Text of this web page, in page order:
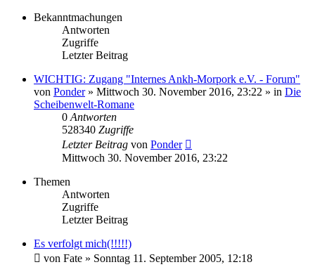
Bekanntmachungen
Antworten
Zugriffe
Letzter Beitrag
WICHTIG: Zugang "Internes Ankh-Morpork e.V. - Forum"
von Ponder» Mittwoch 30. November 2016, 23:22 » in Die
Scheibenwelt-Romane
0 Antworten
528340 Zugriffe
Letzter Beitrag von Ponder
Mittwoch 30. November 2016, 23:22
Themen
Antworten
Zugriffe
Letzter Beitrag
Es verfolgt mich(!!!!!)
von Fate » Sonntag 11. September 2005, 12:18